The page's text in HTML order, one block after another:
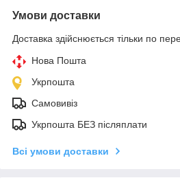
Умови доставки
Доставка здійснюється тільки по
Нова Пошта
Укрпошта
Самовивіз
Укрпошта БЕЗ післяплати
Всі умови доставки